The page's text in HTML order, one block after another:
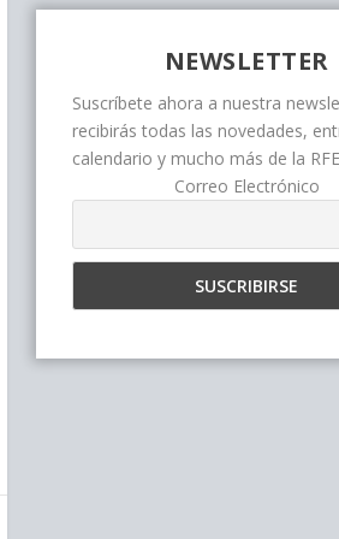
NEWSLETTER
Suscríbete ahora a nuestra
recibirás todas las novedades,
calendario y mucho más de la
Correo Electrónico